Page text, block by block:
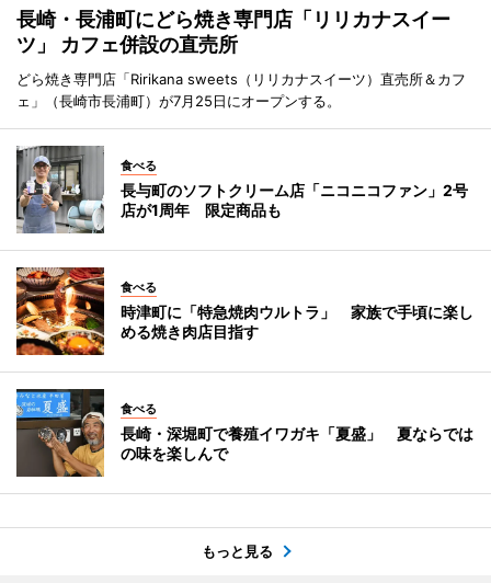
長崎・長浦町にどら焼き専門店「リリカナスイー
ツ」 カフェ併設の直売所
どら焼き専門店「Ririkana sweets（リリカナスイーツ）直売所＆カフ
ェ」（長崎市長浦町）が7月25日にオープンする。
食べる
長与町のソフトクリーム店「ニコニコファン」2号
店が1周年 限定商品も
食べる
時津町に「特急焼肉ウルトラ」 家族で手頃に楽し
める焼き肉店目指す
食べる
長崎・深堀町で養殖イワガキ「夏盛」 夏ならでは
の味を楽しんで
もっと見る